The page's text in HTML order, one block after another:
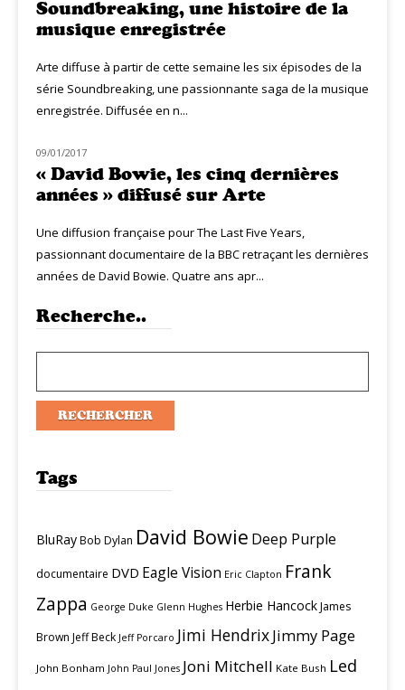
Soundbreaking, une histoire de la
musique enregistrée
Arte diffuse à partir de cette semaine les six épisodes de la
série Soundbreaking, une passionnante saga de la musique
enregistrée. Diffusée en n...
NOUVEAUTÉS
09/01/2017
« David Bowie, les cinq dernières
années » diffusé sur Arte
Une diffusion française pour The Last Five Years,
passionnant documentaire de la BBC retraçant les dernières
années de David Bowie. Quatre ans apr...
Recherche..
Tags
BluRayBob Dylan David Bowie Deep Purple
documentaire DVD Eagle Vision Eric Clapton Frank
Zappa George Duke Glenn Hughes Herbie HancockJames
Brown Jeff Beck Jeff Porcaro Jimi HendrixJimmy Page
John Bonham John Paul Jones Joni Mitchell Kate Bush Led